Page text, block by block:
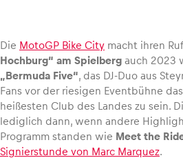
Die MotoGP Bike City macht ihren
Hochburg“ am Spielberg auch 2023
„Bermuda Five“, das DJ-Duo aus
Fans vor der riesigen Eventbühne
heißesten Club des Landes zu sein.
lediglich dann, wenn andere
Programm standen wie Meet the
Signierstunde von Marc Marquez.